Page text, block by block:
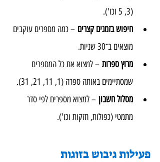
(3, 5 וכו').
חיפוש בזמנים קצרים – כמה מספרים עוקבים
מוצאים ב־30 שניות.
מרוץ ספרות – למצוא את כל המספרים
שמסתיימים באותה ספרה (1, 11, 21, 31).
מסלול חשבון – למצוא מספרים לפי סדר
מתמטי (כפולות, חזקות וכו').
פעילות גיבוש בזוגות